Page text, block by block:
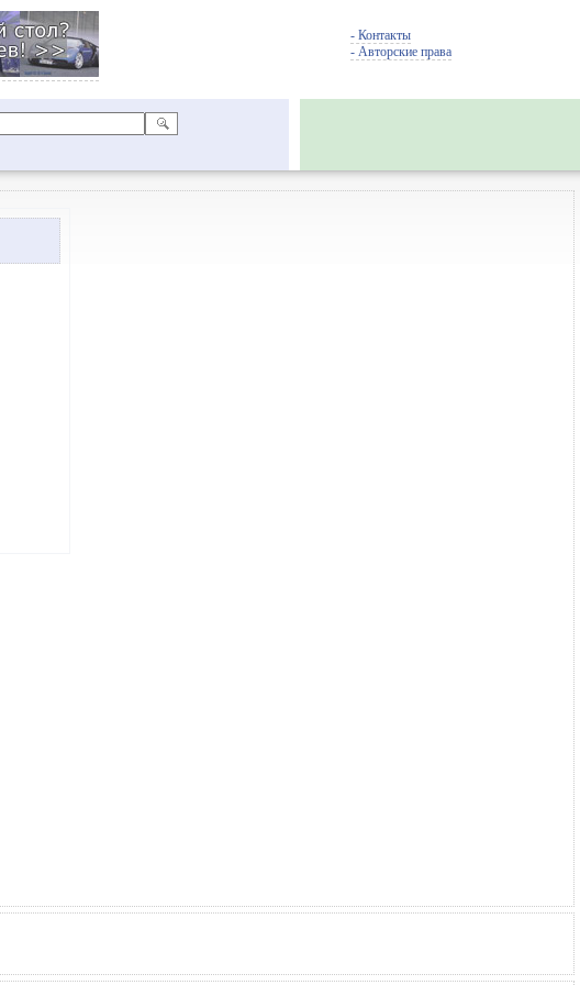
- Контакты
- Авторские права